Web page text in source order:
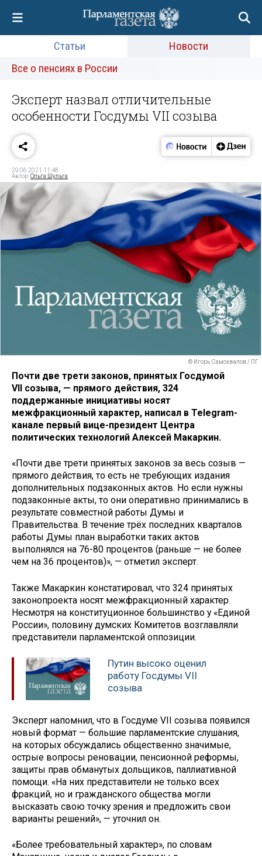
Статьи
Новости
Все о пенсиях в России
Эксперт назвал отличительные
особенности Госдумы VII созыва
29.06.2021 11:48
Автор:Ольга Шульга
© Игорь Самохвалов / ПГ
Почти две трети законов, принятых Госдумой
VII созыва, — прямого действия, 324
поддержанные инициативы носят
межфракционный характер, написал в Telegram-
канале первый вице-президент Центра
политических технологий Алексей Макаркин.
«Почти две трети принятых законов за весь созыв —
прямого действия, то есть не требующих издания
дополнительных подзаконных актов. Но если нужны
подзаконные акты, то они оперативно принимались в
результате совместной работы Думы и
Правительства. В течение трёх последних кварталов
работы Думы план выработки таких актов
выполнялся на 76-80 процентов (раньше — не более
чем на 36 процентов)», — отметил эксперт.
Также Макаркин констатировал, что 324 принятых
законопроекта носят межфракционный характер.
Несмотря на конституционное большинство у «Единой
России», половину думских Комитетов возглавляли
представители парламентской оппозиции.
Путин высоко оценил
работу Госдумы VII
созыва
Эксперт напомнил, что в Госдуме VII созыва появился
новый формат — большие парламентские слушания,
на которых обсуждались общественно значимые,
острые вопросы реновации, пенсионной реформы,
защиты прав обманутых дольщиков, паллиативной
помощи. «На них представители не только всех
фракций, но и гражданского общества могли
высказать свою точку зрения и предложить свои
варианты решений», — уточнил он.​​​​​​
«Более требовательный характер», по словам